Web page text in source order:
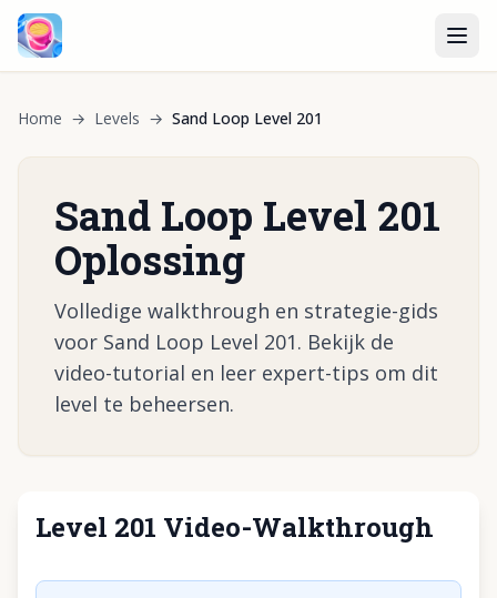
Home → Levels → Sand Loop Level 201
Sand Loop Level 201
Oplossing
Volledige walkthrough en strategie-gids
voor Sand Loop Level 201. Bekijk de
video-tutorial en leer expert-tips om dit
level te beheersen.
Level 201 Video-Walkthrough
Klik om video af te spelen